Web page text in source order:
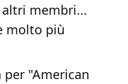
altri membri...
molto più
per "American